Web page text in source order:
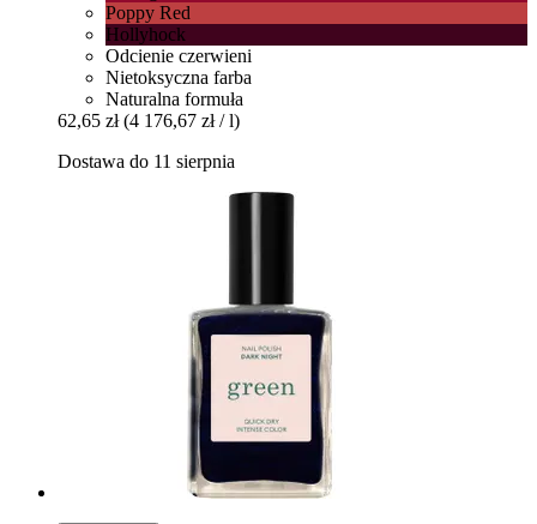
Poppy Red
Hollyhock
Odcienie czerwieni
Nietoksyczna farba
Naturalna formuła
62,65 zł (4 176,67 zł / l)
Dostawa do 11 sierpnia